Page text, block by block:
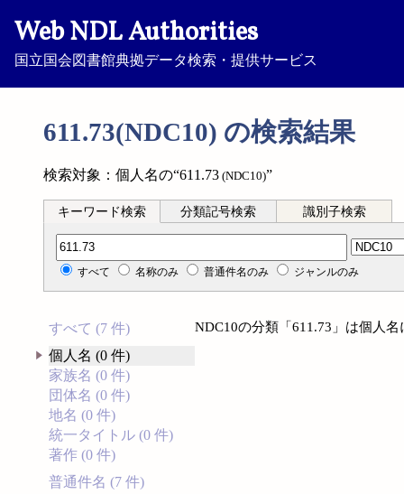
Web NDL Authorities
国立国会図書館典拠データ検索・提供サービス
611.73(NDC10) の検索結果
検索対象：個人名の“611.73 (NDC10)”
キーワード検索 分類記号検索 識別子検索
分類記号検索
すべて 名称のみ 普通件名のみ ジャンルのみ
すべて (7 件)
個人名 (0 件)
家族名 (0 件)
団体名 (0 件)
地名 (0 件)
統一タイトル (0 件)
著作 (0 件)
普通件名 (7 件)
NDC10の分類「611.73」は個人